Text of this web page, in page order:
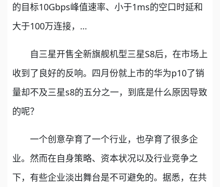
的目标10Gbps峰值速率、小于1ms的空口时延和
大于100万连接，…
自三星开售全新旗舰机型三星S8后，在市场上
收到了良好的反响。四月份就上市的华为p10了销
量却不及三星s8的五分之一，到底是什么原因导致
的呢？
一个创意孕育了一个行业，也孕育了很多企
业。然而在自身策略、资本状况以及行业竞争之
下，有些企业淡出舞台是不可避免的。据悉，在共